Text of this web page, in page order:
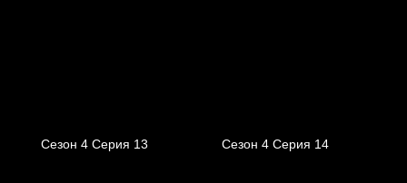
Сезон 4 Серия 13 Сезон 4 Серия 14